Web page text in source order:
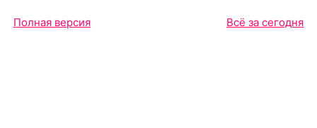
Полная версия Всё за сегодня